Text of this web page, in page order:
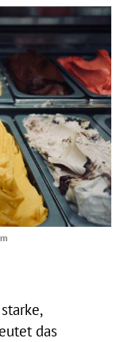
das